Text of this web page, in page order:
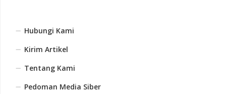
Hubungi Kami
Kirim Artikel
Tentang Kami
Pedoman Media Siber